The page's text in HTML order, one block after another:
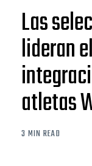
Las
lideran
atletas
3 MIN READ